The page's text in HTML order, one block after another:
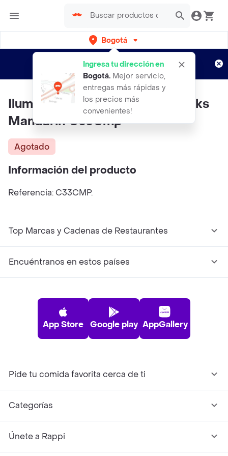
Bogotá
Ingresa tu dirección en
Bogotá. Mejor servicio,
entregas más rápidas y
los precios más
convenientes!
envíos gratis por semanas
Aplican TyC
Iluminatt Vela ILUMINATA Chunks
Mandarin C33Cmp
Agotado
Información del producto
Referencia: C33CMP.
Top Marcas y Cadenas de Restaurantes
Encuéntranos en estos países
App Store Google play AppGallery
Pide tu comida favorita cerca de ti
Categorías
Únete a Rappi